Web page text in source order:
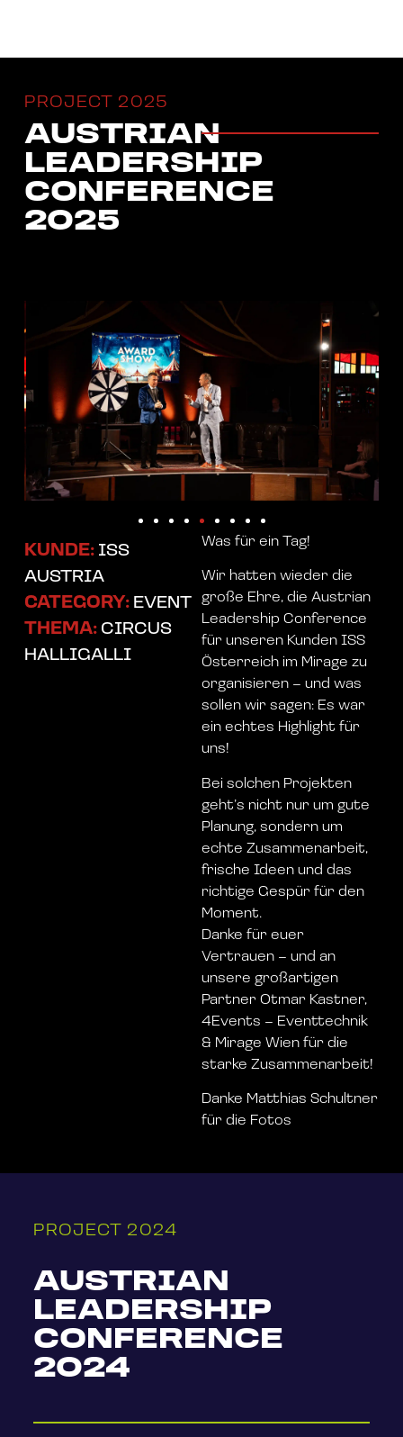
PROJECT 2025
AUSTRIAN
LEADERSHIP
CONFERENCE
2025
KUNDE:ISS
AUSTRIA
CATEGORY:EVENT
THEMA:CIRCUS
HALLIGALLI
Was für ein Tag!
Wir hatten wieder die
große Ehre, die Austrian
Leadership Conference
für unseren Kunden ISS
Österreich im Mirage zu
organisieren – und was
sollen wir sagen: Es war
ein echtes Highlight für
uns!
Bei solchen Projekten
geht’s nicht nur um gute
Planung, sondern um
echte Zusammenarbeit,
frische Ideen und das
richtige Gespür für den
Moment.
Danke für euer
Vertrauen – und an
unsere großartigen
Partner Otmar Kastner,
4Events – Eventtechnik
& Mirage Wien für die
starke Zusammenarbeit!
Danke Matthias Schultner
für die Fotos
PROJECT 2024
AUSTRIAN
LEADERSHIP
CONFERENCE
2024